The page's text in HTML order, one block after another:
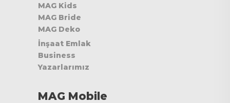
MAG Kids
MAG Bride
MAG Deko
İnşaat Emlak
Business
Yazarlarımız
MAG Mobile